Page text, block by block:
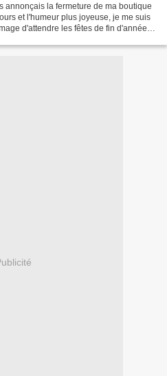
annonçais la fermeture de ma boutique
et l'humeur plus joyeuse, je me suis
d'attendre les fêtes de fin d'année